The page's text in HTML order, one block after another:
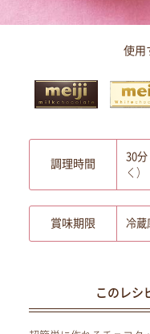
使用
調理時間
30分
く）
賞味期限 冷蔵
このレシ